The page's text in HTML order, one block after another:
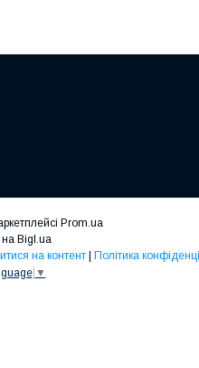
Prom.ua
Bigl.ua
на контент
Політика
▼